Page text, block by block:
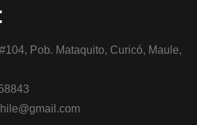
Pob. Mataquito, Curicó, Maule,